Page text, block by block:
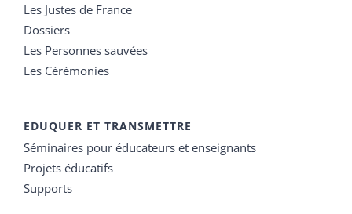
Les Justes de France
Dossiers
Les Personnes sauvées
Les Cérémonies
EDUQUER ET TRANSMETTRE
Séminaires pour éducateurs et enseignants
Projets éducatifs
Supports